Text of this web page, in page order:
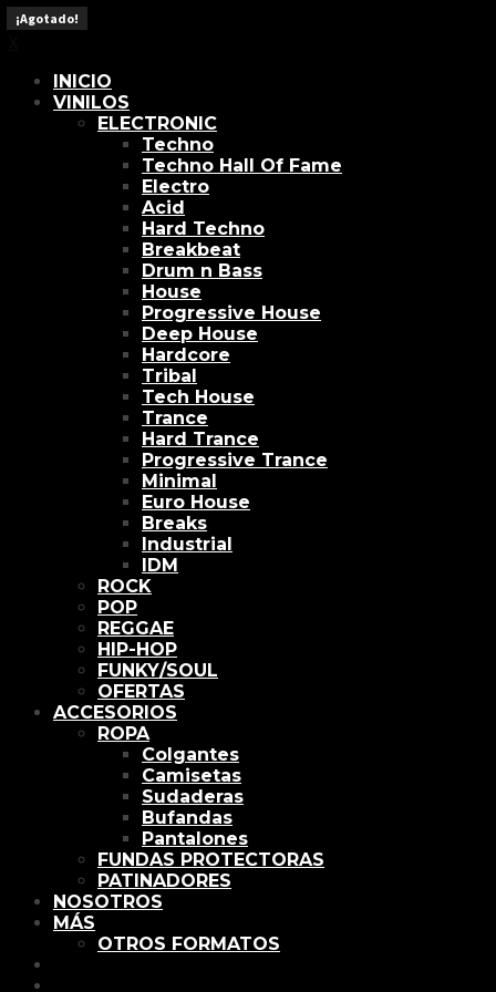
X
INICIO
VINILOS
ELECTRONIC
Techno
Techno Hall Of Fame
Electro
Acid
Hard Techno
Breakbeat
Drum n Bass
House
Progressive House
Deep House
Hardcore
Tribal
Tech House
Trance
Hard Trance
Progressive Trance
Minimal
Euro House
Breaks
Industrial
IDM
ROCK
POP
REGGAE
HIP-HOP
FUNKY/SOUL
OFERTAS
ACCESORIOS
ROPA
Colgantes
Camisetas
Sudaderas
Bufandas
Pantalones
FUNDAS PROTECTORAS
PATINADORES
NOSOTROS
MÁS
OTROS FORMATOS
¡Agotado!
¡Agotado!
¡Agotado!
¡Agotado!
¡Agotado!
¡Agotado!
¡Agotado!
¡Agotado!
¡Agotado!
¡Agotado!